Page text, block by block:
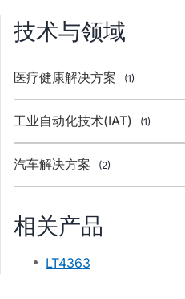
技术与领域
医疗健康解决方案 (1)
工业自动化技术(IAT) (1)
汽车解决方案 (2)
相关产品
LT4363